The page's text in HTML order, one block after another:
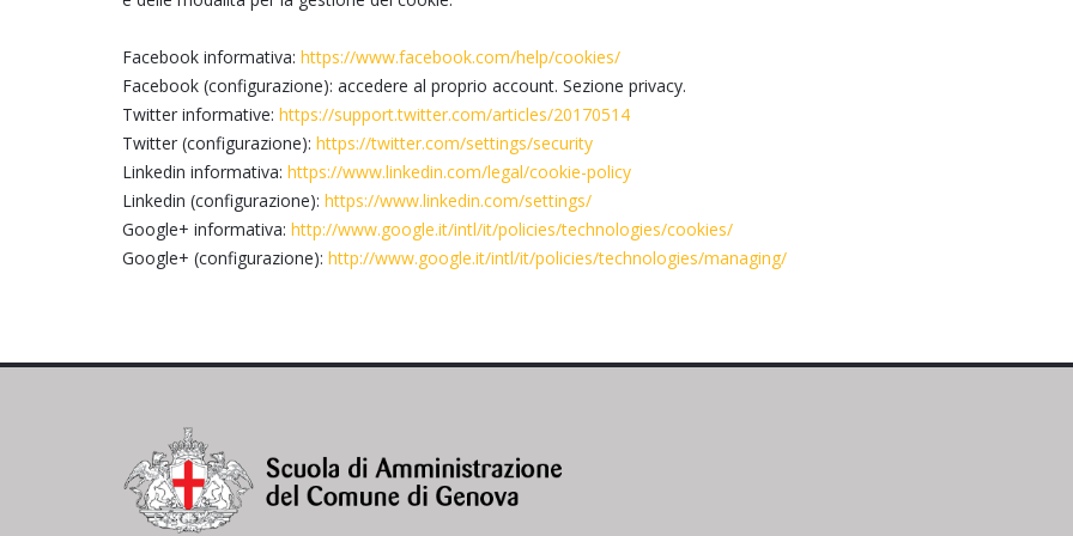
Facebook informativa: https://www.facebook.com/help/cookies/
Facebook (configurazione): accedere al proprio account. Sezione privacy.
Twitter informative: https://support.twitter.com/articles/20170514
Twitter (configurazione): https://twitter.com/settings/security
Linkedin informativa: https://www.linkedin.com/legal/cookie-policy
Linkedin (configurazione): https://www.linkedin.com/settings/
Google+ informativa: http://www.google.it/intl/it/policies/technologies/cookies/
Google+ (configurazione): http://www.google.it/intl/it/policies/technologies/managing/